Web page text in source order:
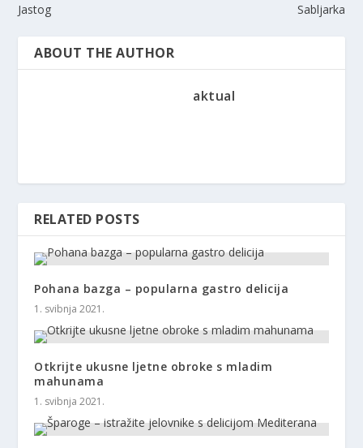
Jastog Sabljarka
ABOUT THE AUTHOR
aktual
RELATED POSTS
Pohana bazga – popularna gastro delicija
1. svibnja 2021.
Otkrijte ukusne ljetne obroke s mladim
mahunama
1. svibnja 2021.